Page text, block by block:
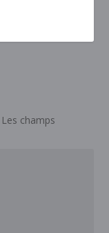
Les champs